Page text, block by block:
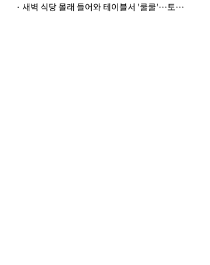
· 새벽 식당 몰래 들어와 테이블서 '쿨쿨'…토사물 남기고 사라진 남성